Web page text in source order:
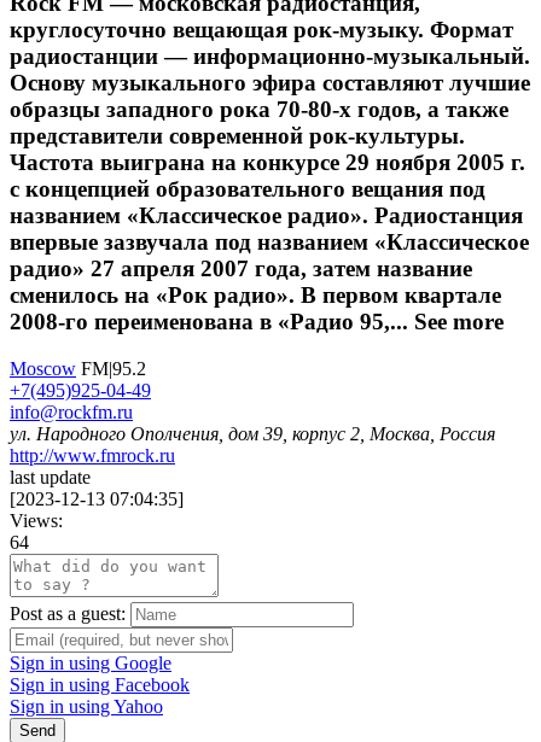
круглосуточно вещающая рок-музыку. Формат
радиостанции — информационно-музыкальный.
Основу музыкального эфира составляют лучшие
образцы западного рока 70-80-х годов, а также
представители современной рок-культуры.
Частота выиграна на конкурсе 29 ноября 2005 г.
с концепцией образовательного вещания под
названием «Классическое радио». Радиостанция
впервые зазвучала под названием «Классическое
радио» 27 апреля 2007 года, затем название
сменилось на «Рок радио». В первом квартале
2008-го переименована в «Радио 95,... See more
Moscow FM|95.2
+7(495)925-04-49
info@rockfm.ru
ул. Народного Ополчения, дом 39, корпус 2, Москва, Россия
http://www.fmrock.ru
last update
[2023-12-13 07:04:35]
Views:
64
Post as a guest:
Sign in using Google
Sign in using Facebook
Sign in using Yahoo
Send